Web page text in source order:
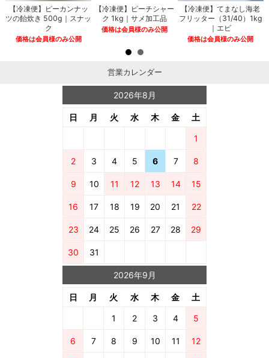
【冷凍便】ピーカンナッ
ツの飴炊き 500g｜スナッ
ク
価格は会員様のみ公開
【冷凍便】ピーチシャー
ク 1kg｜サメ加工品
価格は会員様のみ公開
【冷凍便】てまなし海老
フリッター（31/40）1kg
｜エビ
価格は会員様のみ公開
営業カレンダー
2026年8月
日 月 火 水 木 金 土
1
2 3 4 5 6 7 8
9 10 11 12 13 14 15
16 17 18 19 20 21 22
23 24 25 26 27 28 29
30 31
2026年9月
日 月 火 水 木 金 土
1 2 3 4 5
6 7 8 9 10 11 12